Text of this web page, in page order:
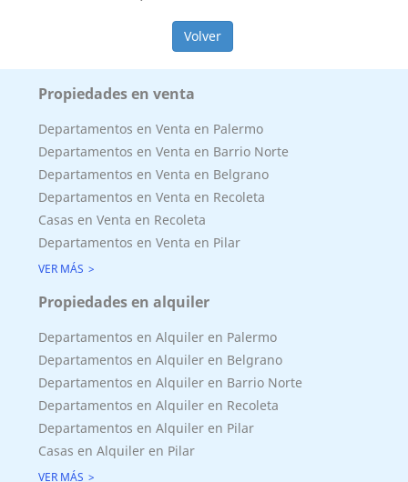
Volver
Propiedades en venta
Departamentos en Venta en Palermo
Departamentos en Venta en Barrio Norte
Departamentos en Venta en Belgrano
Departamentos en Venta en Recoleta
Casas en Venta en Recoleta
Departamentos en Venta en Pilar
VER MÁS
Propiedades en alquiler
Departamentos en Alquiler en Palermo
Departamentos en Alquiler en Belgrano
Departamentos en Alquiler en Barrio Norte
Departamentos en Alquiler en Recoleta
Departamentos en Alquiler en Pilar
Casas en Alquiler en Pilar
VER MÁS